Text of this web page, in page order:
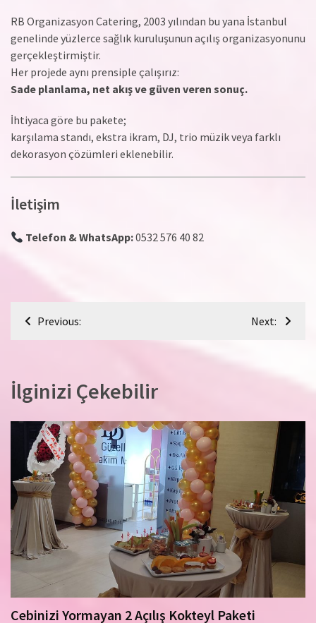
RB Organizasyon Catering, 2003 yılından bu yana İstanbul
genelinde yüzlerce sağlık kuruluşunun açılış organizasyonunu
gerçekleştirmiştir.
Her projede aynı prensiple çalışırız:
Sade planlama, net akış ve güven veren sonuç.
İhtiyaca göre bu pakete;
karşılama standı, ekstra ikram, DJ, trio müzik veya farklı
dekorasyon çözümleri eklenebilir.
İletişim
Telefon & WhatsApp:0532 576 40 82
Yazı
gezinmesi
Previous: Next:
İlginizi Çekebilir
Cebinizi Yormayan 2 Açılış Kokteyl Paketi